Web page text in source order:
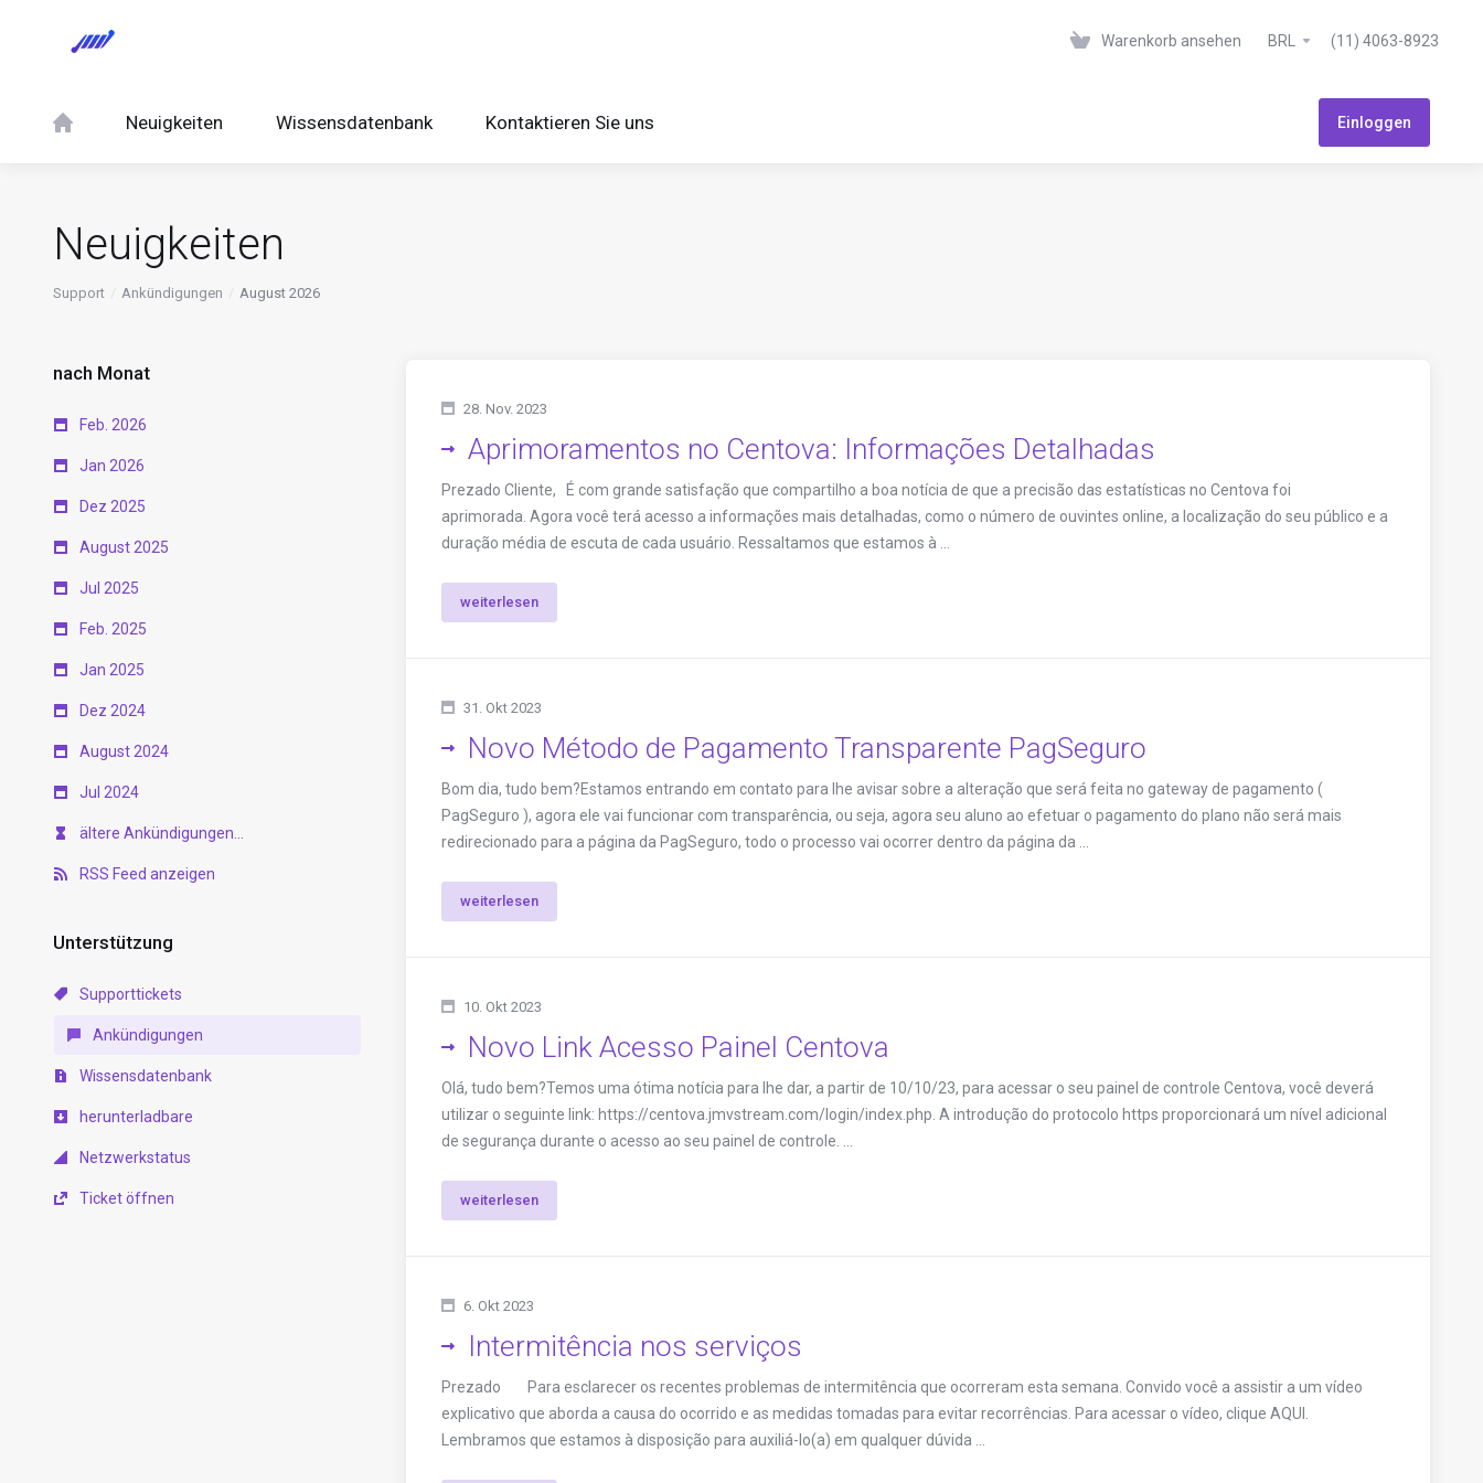
Warenkorb ansehen BRL (11) 4063-8923
Neuigkeiten Wissensdatenbank Kontaktieren Sie uns Einloggen
Neuigkeiten
Support Ankündigungen August 2026
nach Monat
Feb. 2026
Jan 2026
Dez 2025
August 2025
Jul 2025
Feb. 2025
Jan 2025
Dez 2024
August 2024
Jul 2024
ältere Ankündigungen...
RSS Feed anzeigen
Unterstützung
Supporttickets
Ankündigungen
Wissensdatenbank
herunterladbare
Netzwerkstatus
Ticket öffnen
28. Nov. 2023
Aprimoramentos no Centova: Informações Detalhadas
Prezado Cliente, É com grande satisfação que compartilho a boa notícia de que a precisão das estatísticas no Centova foi
aprimorada. Agora você terá acesso a informações mais detalhadas, como o número de ouvintes online, a localização do seu público e a
duração média de escuta de cada usuário. Ressaltamos que estamos à ...
weiterlesen
31. Okt 2023
Novo Método de Pagamento Transparente PagSeguro
Bom dia, tudo bem?Estamos entrando em contato para lhe avisar sobre a alteração que será feita no gateway de pagamento (
PagSeguro ), agora ele vai funcionar com transparência, ou seja, agora seu aluno ao efetuar o pagamento do plano não será mais
redirecionado para a página da PagSeguro, todo o processo vai ocorrer dentro da página da ...
weiterlesen
10. Okt 2023
Novo Link Acesso Painel Centova
Olá, tudo bem?Temos uma ótima notícia para lhe dar, a partir de 10/10/23, para acessar o seu painel de controle Centova, você deverá
utilizar o seguinte link: https://centova.jmvstream.com/login/index.php. A introdução do protocolo https proporcionará um nível adicional
de segurança durante o acesso ao seu painel de controle. ...
weiterlesen
6. Okt 2023
Intermitência nos serviços
Prezado Para esclarecer os recentes problemas de intermitência que ocorreram esta semana. Convido você a assistir a um vídeo
explicativo que aborda a causa do ocorrido e as medidas tomadas para evitar recorrências. Para acessar o vídeo, clique AQUI.
Lembramos que estamos à disposição para auxiliá-lo(a) em qualquer dúvida ...